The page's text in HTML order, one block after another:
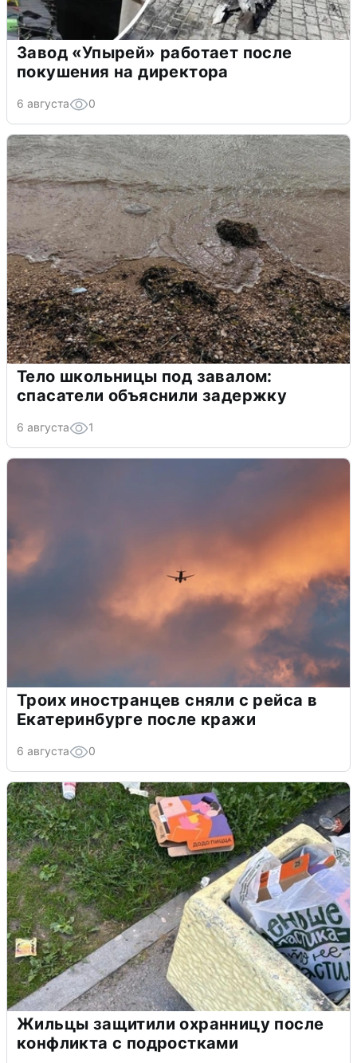
Завод «Упырей» работает после
покушения на директора
6 августа 0
Тело школьницы под завалом:
спасатели объяснили задержку
6 августа 1
Троих иностранцев сняли с рейса в
Екатеринбурге после кражи
6 августа 0
Жильцы защитили охранницу после
конфликта с подростками